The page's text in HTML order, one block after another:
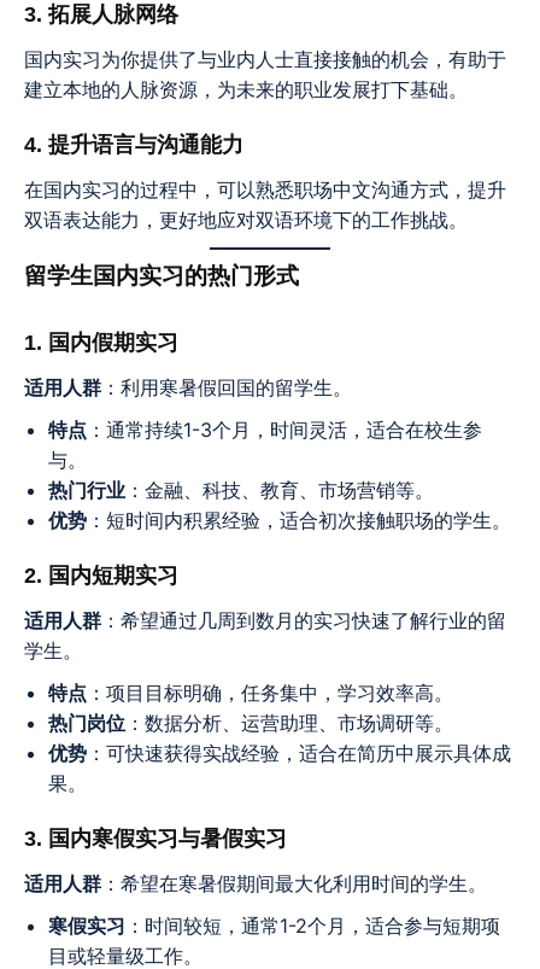
3. 拓展人脉网络
国内实习为你提供了与业内人士直接接触的机会，有助于
建立本地的人脉资源，为未来的职业发展打下基础。
4. 提升语言与沟通能力
在国内实习的过程中，可以熟悉职场中文沟通方式，提升
双语表达能力，更好地应对双语环境下的工作挑战。
留学生国内实习的热门形式
1. 国内假期实习
适用人群 ：利用寒暑假回国的留学生。
特点 ：通常持续1-3个月，时间灵活，适合在校生参
与。
热门行业 ：金融、科技、教育、市场营销等。
优势 ：短时间内积累经验，适合初次接触职场的学生。
2. 国内短期实习
适用人群 ：希望通过几周到数月的实习快速了解行业的留
学生。
特点 ：项目目标明确，任务集中，学习效率高。
热门岗位 ：数据分析、运营助理、市场调研等。
优势 ：可快速获得实战经验，适合在简历中展示具体成
果。
3. 国内寒假实习与暑假实习
适用人群 ：希望在寒暑假期间最大化利用时间的学生。
寒假实习 ：时间较短，通常1-2个月，适合参与短期项
目或轻量级工作。